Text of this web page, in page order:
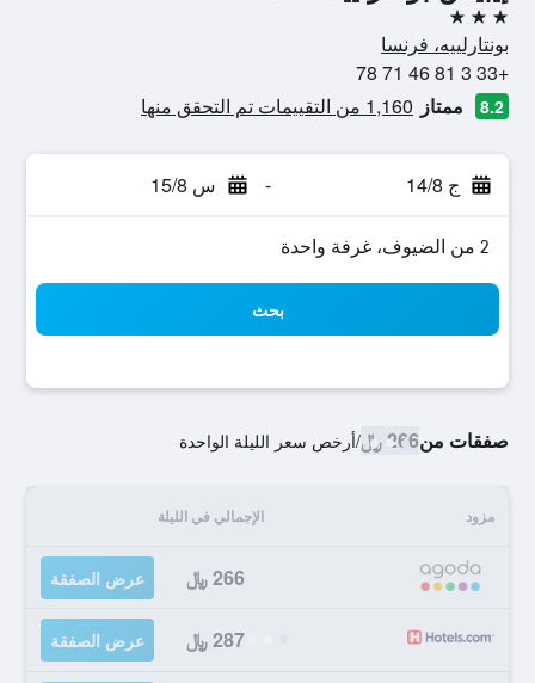
3 نجوم
بونتارلييه، فرنسا
+33 3 81 46 71 78
8.2 ممتاز 1,160 من التقييمات تم التحقق منها
ج 14/8 - س 15/8
2 من الضيوف، غرفة واحدة
بحث
صفقات من266 ﷼ /أرخص سعر الليلة الواحدة
مزود الإجمالي في الليلة
266 ﷼ عرض الصفقة
287 ﷼ عرض الصفقة